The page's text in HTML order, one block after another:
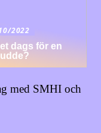
2022
dags för en
med SMHI och